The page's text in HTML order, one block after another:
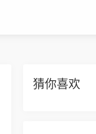
猜你喜欢